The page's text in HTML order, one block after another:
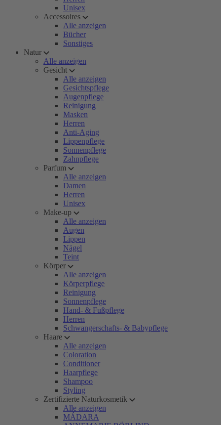
Unisex
Accessoires
Alle anzeigen
Bücher
Sonstiges
Natur
Alle anzeigen
Gesicht
Alle anzeigen
Gesichtspflege
Augenpflege
Reinigung
Masken
Herren
Anti-Aging
Lippenpflege
Sonnenpflege
Zahnpflege
Parfum
Alle anzeigen
Damen
Herren
Unisex
Make-up
Alle anzeigen
Augen
Lippen
Nägel
Teint
Körper
Alle anzeigen
Körperpflege
Reinigung
Sonnenpflege
Hand- & Fußpflege
Herren
Schwangerschafts- & Babypflege
Haare
Alle anzeigen
Coloration
Conditioner
Haarpflege
Shampoo
Styling
Zertifizierte Naturkosmetik
Alle anzeigen
MÁDARA